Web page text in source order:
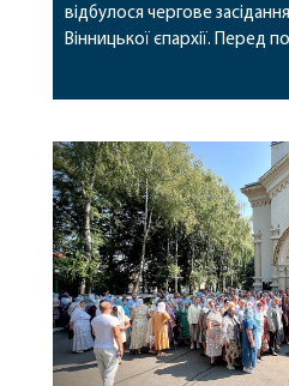
відбулося чергове
Вінницької єпархії. Перед
секретар Єпархіальної
побажавши йому міцного
допомоги, миру, духовної
благословенних успіхів у
архіпастирському